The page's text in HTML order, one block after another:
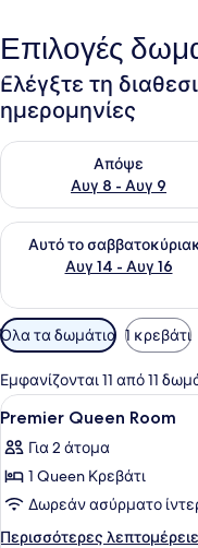
Επιλογές
Ελέγξτε τη
ημερομηνίες
Απόψε
Αυγ 8 - Αυγ 9
Έλεγχος
Αυτό το
Αυγ 14 - Αυγ 16
Έλεγχος
Διαθέσιμα
φίλτρα
για
τα
δωμάτια
Όλα τα δωμάτια 1 κρεβάτι
Εμφανίζονται 11 από 11
Προβολή
όλων
των
φωτογραφιών
για
Premier
11
Premier Queen Room
Για 2 άτομα
1 Queen Κρεβάτι
Δωρεάν ασύρματο
Περισσότερες
Περισσότερες